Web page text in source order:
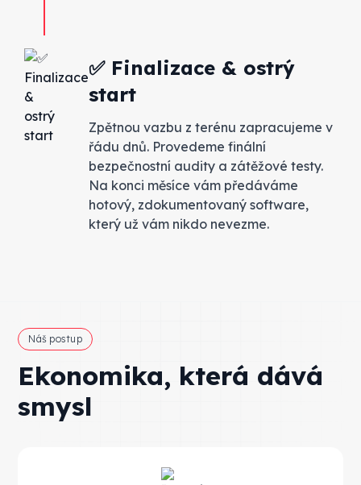
✅ Finalizace & ostrý
start
Zpětnou vazbu z terénu zapracujeme v
řádu dnů. Provedeme finální
bezpečnostní audity a zátěžové testy.
Na konci měsíce vám předáváme
hotový, zdokumentovaný software,
který už vám nikdo nevezme.
Náš postup
Ekonomika, která dává
smysl